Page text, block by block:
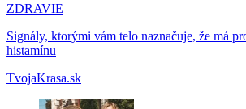
ZDRAVIE
Signály, ktorými vám telo naznačuje, že má
histamínu
TvojaKrasa.sk